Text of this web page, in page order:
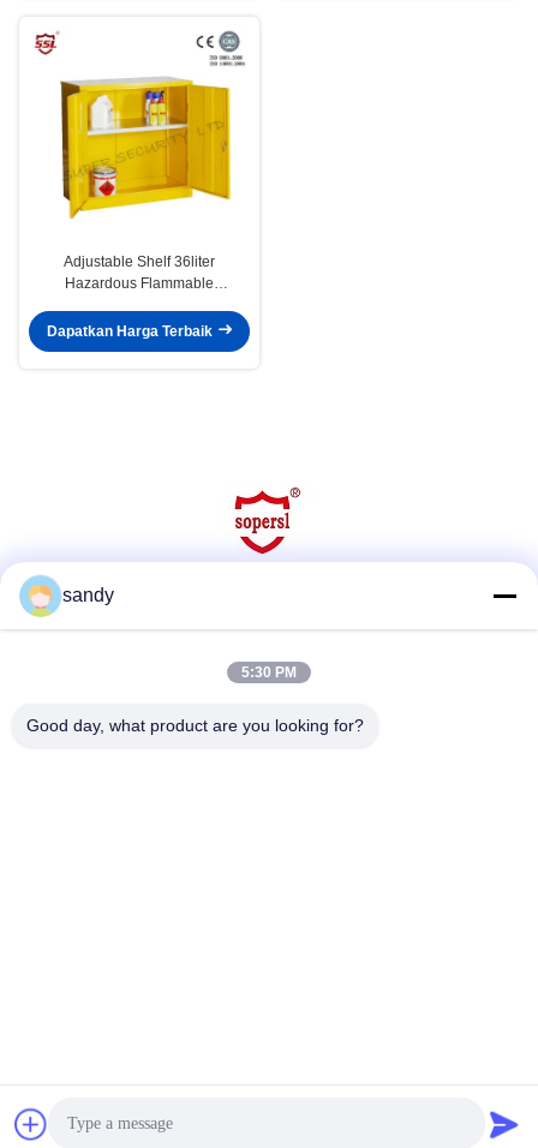
Adjustable Shelf 36liter
Hazardous Flammable
Cabinets
Dapatkan Harga Terbaik
Kontak Cepat
Cina Kualitas Baik Lemari Penyimpanan Kimia Pemasok. Hak
Cipta © 2012-2026 SUPER SECURITY LTD . Seluruh hak cipta.
sandy
5:30 PM
Good day, what product are you looking for?